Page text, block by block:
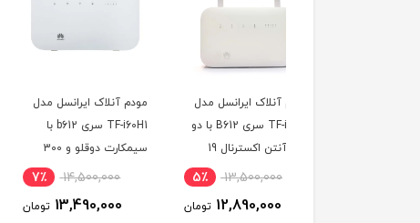
مودم آنلاک ایرانسل مدل
گیگ اینترنت یکساله
14,500,000
13,490,000
مدل E5785-320a Cat7
LTE
18,800,000
17,800,000